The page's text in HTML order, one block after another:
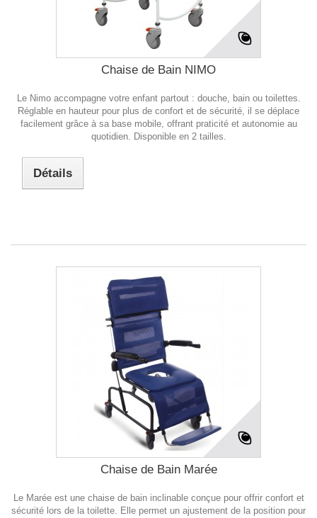
Chaise de Bain NIMO
Le Nimo accompagne votre enfant partout : douche, bain ou toilettes.
Réglable en hauteur pour plus de confort et de sécurité, il se déplace
facilement grâce à sa base mobile, offrant praticité et autonomie au
quotidien. Disponible en 2 tailles.
Détails
Chaise de Bain Marée
Le Marée est une chaise de bain inclinable conçue pour offrir confort et
sécurité lors de la toilette. Elle permet un ajustement de la position pour